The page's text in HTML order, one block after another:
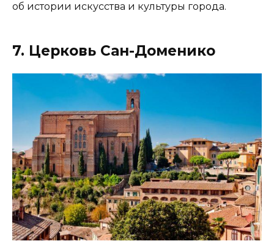
об истории искусства и культуры города.
7. Церковь Сан-Доменико